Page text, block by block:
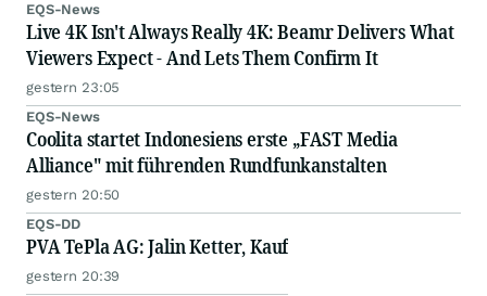
EQS-News
Live 4K Isn't Always Really 4K: Beamr Delivers What
Viewers Expect - And Lets Them Confirm It
gestern 23:05
EQS-News
Coolita startet Indonesiens erste „FAST Media
Alliance" mit führenden Rundfunkanstalten
gestern 20:50
EQS-DD
PVA TePla AG: Jalin Ketter, Kauf
gestern 20:39